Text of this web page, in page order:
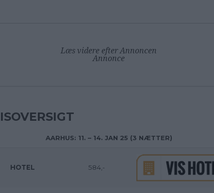
Læs videre efter Annoncen
Annonce
AARHUS: 11. – 14. JAN 25 (3 NÆTTER)
HOTEL 584,-